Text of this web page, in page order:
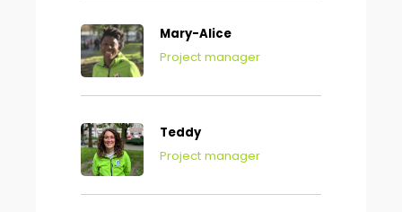
Mary-Alice
Project manager
Teddy
Project manager